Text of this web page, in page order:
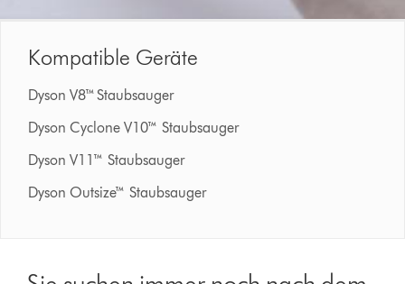
Kompatible Geräte
Dyson V8™ Staubsauger
Dyson Cyclone V10™ Staubsauger
Dyson V11™ Staubsauger
Dyson Outsize™ Staubsauger